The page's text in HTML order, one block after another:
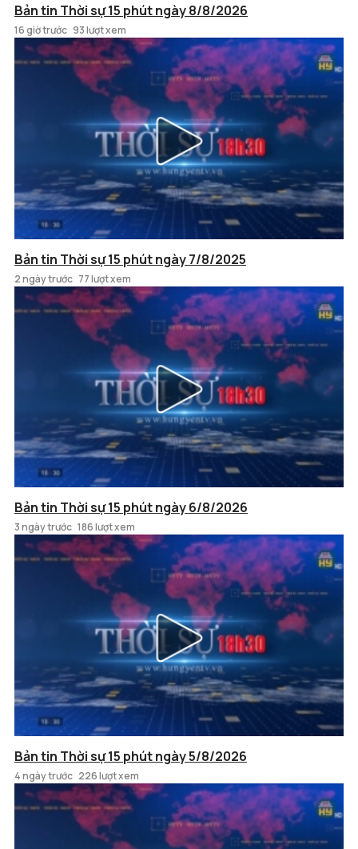
Bản tin Thời sự 15 phút ngày 8/8/2026
16 giờ trước 93 lượt xem
Bản tin Thời sự 15 phút ngày 7/8/2025
2 ngày trước 77 lượt xem
Bản tin Thời sự 15 phút ngày 6/8/2026
3 ngày trước 186 lượt xem
Bản tin Thời sự 15 phút ngày 5/8/2026
4 ngày trước 226 lượt xem